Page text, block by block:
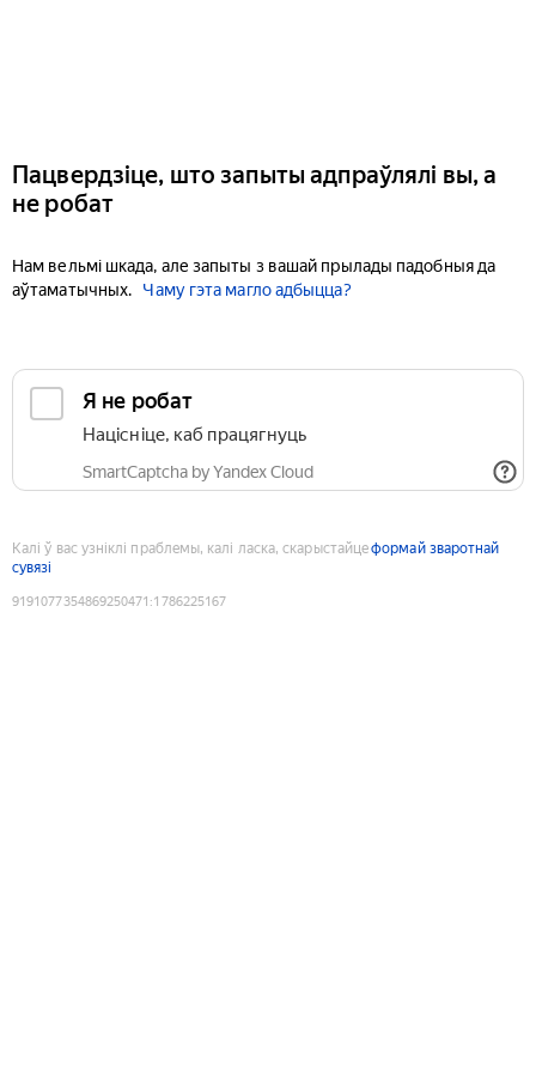
Пацвердзіце, што запыты адпраўлялі вы, а
не робат
Нам вельмі шкада, але запыты з вашай прылады падобныя да
аўтаматычных.
Чаму гэта магло адбыцца?
Я не робат
Націсніце, каб працягнуць
SmartCaptcha by Yandex Cloud
Калі ў вас узніклі праблемы, калі ласка, скарыстайцеформай зваротнай
сувязі
9191077354869250471 :1786225167